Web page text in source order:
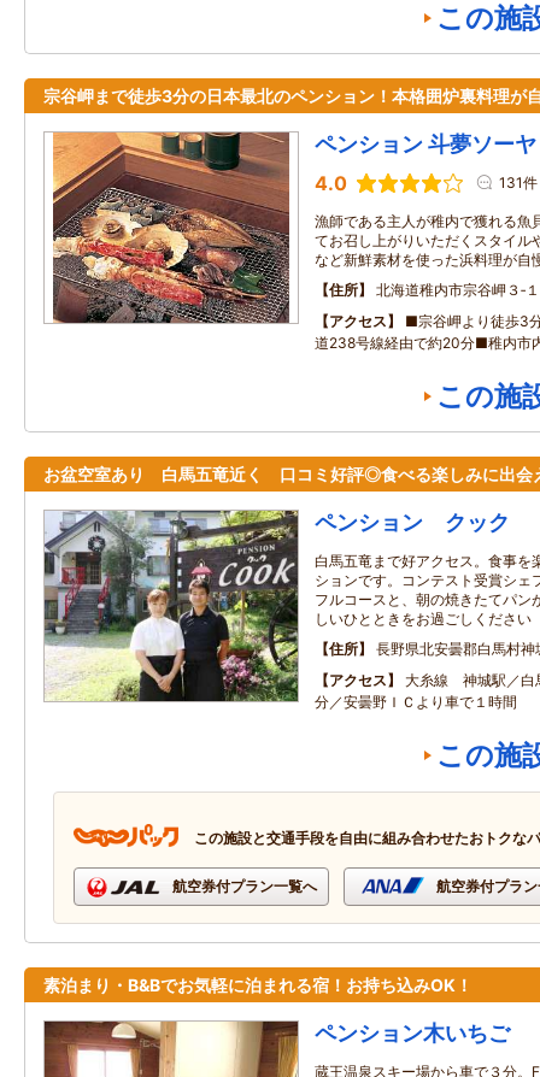
この施
宗谷岬まで徒歩3分の日本最北のペンション！本格囲炉裏料理が
ペンション 斗夢ソーヤ
4.0 131件
漁師である主人が稚内で獲れる魚
てお召し上がりいただくスタイル
など新鮮素材を使った浜料理が自
住所
北海道稚内市宗谷岬３‐
アクセス
■宗谷岬より徒歩3
道238号線経由で約20分■稚内市
この施
お盆空室あり 白馬五竜近く 口コミ好評◎食べる楽しみに出会
ペンション クック
白馬五竜まで好アクセス。食事を
ションです。コンテスト受賞シェ
フルコースと、朝の焼きたてパン
しいひとときをお過ごしください
住所
長野県北安曇郡白馬村
アクセス
大糸線 神城駅／白
分／安曇野ＩＣより車で１時間
この施
この施設と交通手段を自由に組み合わせたおトクな
航空券付プラン一覧へ 航空券付プラ
素泊まり・B&Bでお気軽に泊まれる宿！お持ち込みOK！
ペンション木いちご
蔵王温泉スキー場から車で３分。